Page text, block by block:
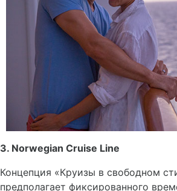
3. Norwegian Cruise Line
Концепция «Круизы в свободном
предполагает фиксированного